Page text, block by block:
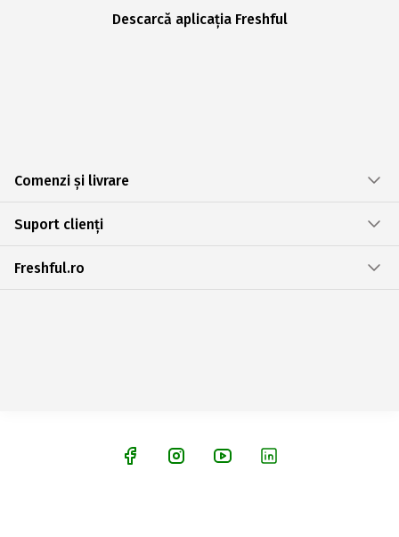
Descarcă aplicația Freshful
Comenzi și livrare
Suport clienți
Freshful.ro